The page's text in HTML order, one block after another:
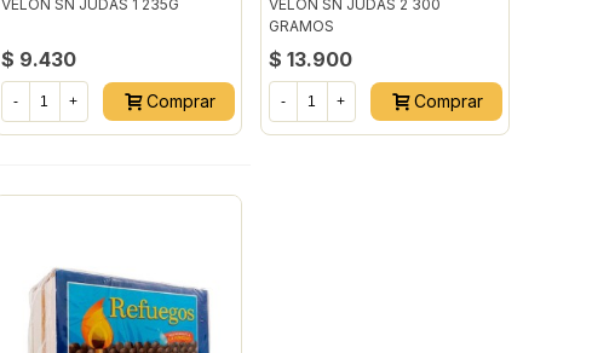
VELON SN JUDAS 1 235G
$ 9.430
- + Comprar
VELON SN JUDAS 2 300
GRAMOS
$ 13.900
- + Comprar